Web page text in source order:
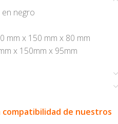
negro
mm x 150 mm x 80 mm
x 150mm x 95mm
de nuestros